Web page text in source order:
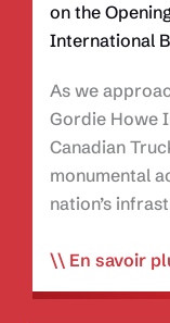
Adjusted
Inflation
in
Fiscal
Year
2027
on the
International
As we
Gordie Howe
Canadian
monumental
nation’s
Statement
by
En savoir